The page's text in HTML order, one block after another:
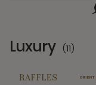
Luxury (11)